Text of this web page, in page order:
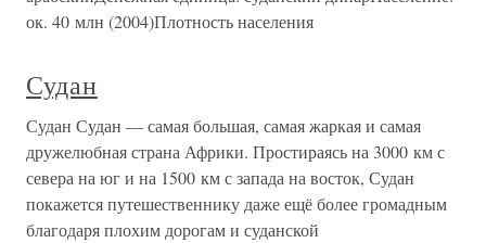
ок. 40 млн (2004)Плотность населения
Судан
Судан Судан — самая большая, самая жаркая и самая
дружелюбная страна Африки. Простираясь на 3000 км с
севера на юг и на 1500 км с запада на восток, Судан
покажется путешественнику даже ещё более громадным
благодаря плохим дорогам и суданской